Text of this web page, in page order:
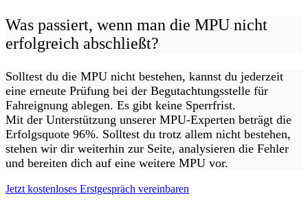
Was passiert, wenn man die MPU nicht
erfolgreich abschließt?
Solltest du die MPU nicht bestehen, kannst du jederzeit
eine erneute Prüfung bei der Begutachtungsstelle für
Fahreignung ablegen. Es gibt keine Sperrfrist.
Mit der Unterstützung unserer MPU-Experten beträgt die
Erfolgsquote 96%. Solltest du trotz allem nicht bestehen,
stehen wir dir weiterhin zur Seite, analysieren die Fehler
und bereiten dich auf eine weitere MPU vor.
Jetzt kostenloses Erstgespräch vereinbaren